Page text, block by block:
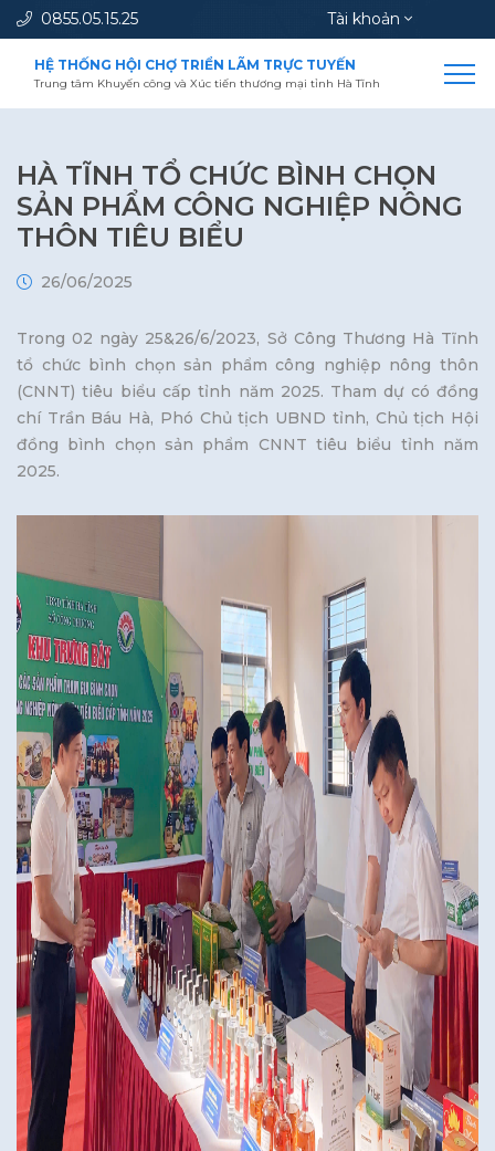
0855.05.15.25 Tài khoản
HỆ THỐNG HỘI CHỢ TRIỂN LÃM TRỰC TUYẾN
Trung tâm Khuyến công và Xúc tiến thương mại tỉnh Hà Tĩnh
HÀ TĨNH TỔ CHỨC BÌNH CHỌN
SẢN PHẨM CÔNG NGHIỆP NÔNG
THÔN TIÊU BIỂU
26/06/2025
Trong 02 ngày 25&26/6/2023, Sở Công Thương Hà Tĩnh
tổ chức bình chọn sản phẩm công nghiệp nông thôn
(CNNT) tiêu biểu cấp tỉnh năm 2025. Tham dự có đồng
chí Trần Báu Hà, Phó Chủ tịch UBND tỉnh, Chủ tịch Hội
đồng bình chọn sản phẩm CNNT tiêu biểu tỉnh năm
2025.